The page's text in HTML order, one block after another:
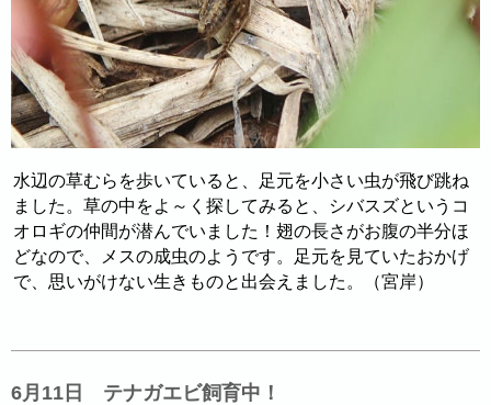
水辺の草むらを歩いていると、足元を小さい虫が飛び跳ね
ました。草の中をよ～く探してみると、シバスズというコ
オロギの仲間が潜んでいました！翅の長さがお腹の半分ほ
どなので、メスの成虫のようです。足元を見ていたおかげ
で、思いがけない生きものと出会えました。（宮岸）
6月11日 テナガエビ飼育中！